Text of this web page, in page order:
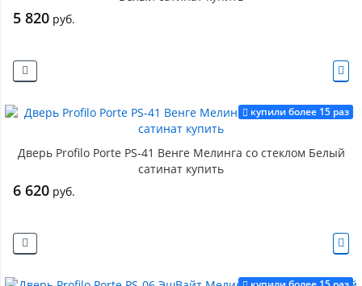
5 820 руб.
купили более 15 раз
Дверь Profilo Porte PS-41 Венге Мелинга со стеклом Белый
сатинат купить
6 620 руб.